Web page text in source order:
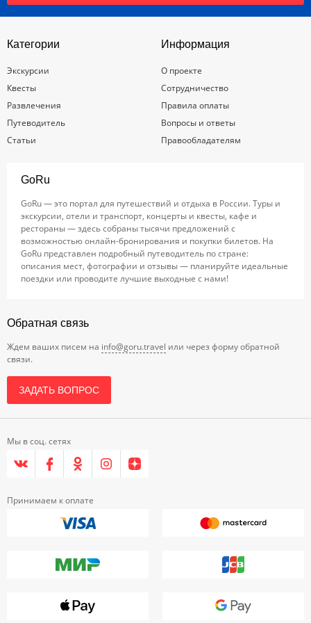
Категории
Экскурсии
Квесты
Развлечения
Путеводитель
Статьи
Информация
О проекте
Сотрудничество
Правила оплаты
Вопросы и ответы
Правообладателям
GoRu
GoRu — это портал для путешествий и отдыха в России. Туры и
экскурсии, отели и транспорт, концерты и квесты, кафе и
рестораны — здесь собраны тысячи предложений с
возможностью онлайн-бронирования и покупки билетов. На
GoRu представлен подробный путеводитель по стране:
описания мест, фотографии и отзывы — планируйте идеальные
поездки или проводите лучшие выходные с нами!
Обратная связь
Ждем ваших писем на info@goru.travel или через форму обратной
связи.
ЗАДАТЬ ВОПРОС
Мы в соц. сетях
Принимаем к оплате